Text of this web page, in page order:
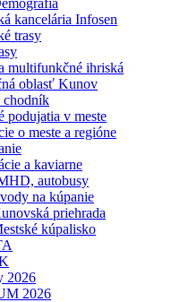
kancelária Infosen
trasy
multifunkčné ihriská
oblasť Kunov
chodník
podujatia v meste
o meste a regióne
a kaviarne
autobusy
na kúpanie
priehrada
kúpalisko
2026
2026